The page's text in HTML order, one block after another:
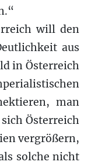
will den
aus
in Österreich
man
Österreich
vergrößern,
solche nicht